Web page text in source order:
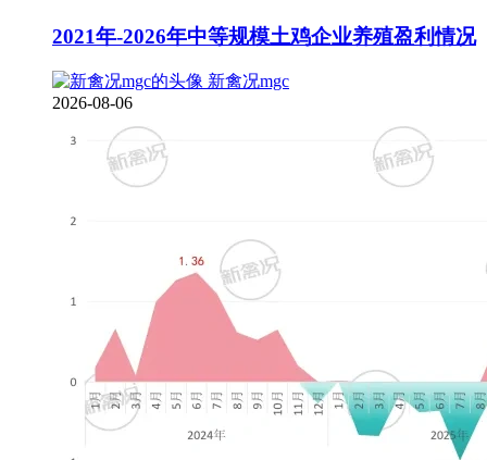
2021年-2026年中等规模土鸡企业养殖盈利情况
新禽况mgc
2026-08-06